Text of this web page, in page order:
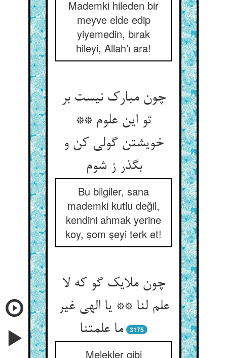
Mademki hileden bir
meyve elde edip
yiyemedin, bırak
hileyi, Allah’ı ara!
چون مبارک نیست بر
تو این علوم **
خویشتن گولی کن و
بگذر ز شوم‏
Bu bilgiler, sana
mademki kutlu değil,
kendini ahmak yerine
koy, şom şeyi terk et!
چون ملایک گو که لا
علم لنا ** یا الهی غیر
ما علمتنا
3175
Melekler gibi